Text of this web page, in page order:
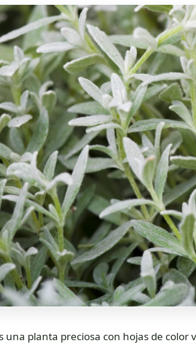
una planta preciosa con hojas de color